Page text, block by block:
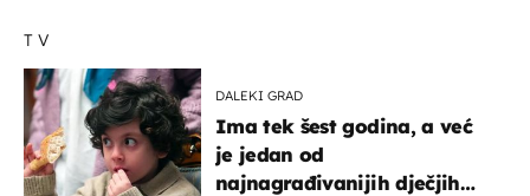
TV
DALEKI GRAD
Ima tek šest godina, a već
je jedan od
najnagrađivanijih dječjih